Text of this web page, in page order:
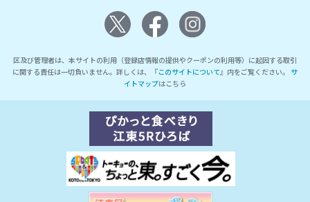
区及び管理者は、本サイトの利用（登録店情報の提供やクーポンの利用等）に起因する取引
に関する責任は一切負いません。詳しくは、『このサイトについて』内をご覧ください。 サ
イトマップはこちら